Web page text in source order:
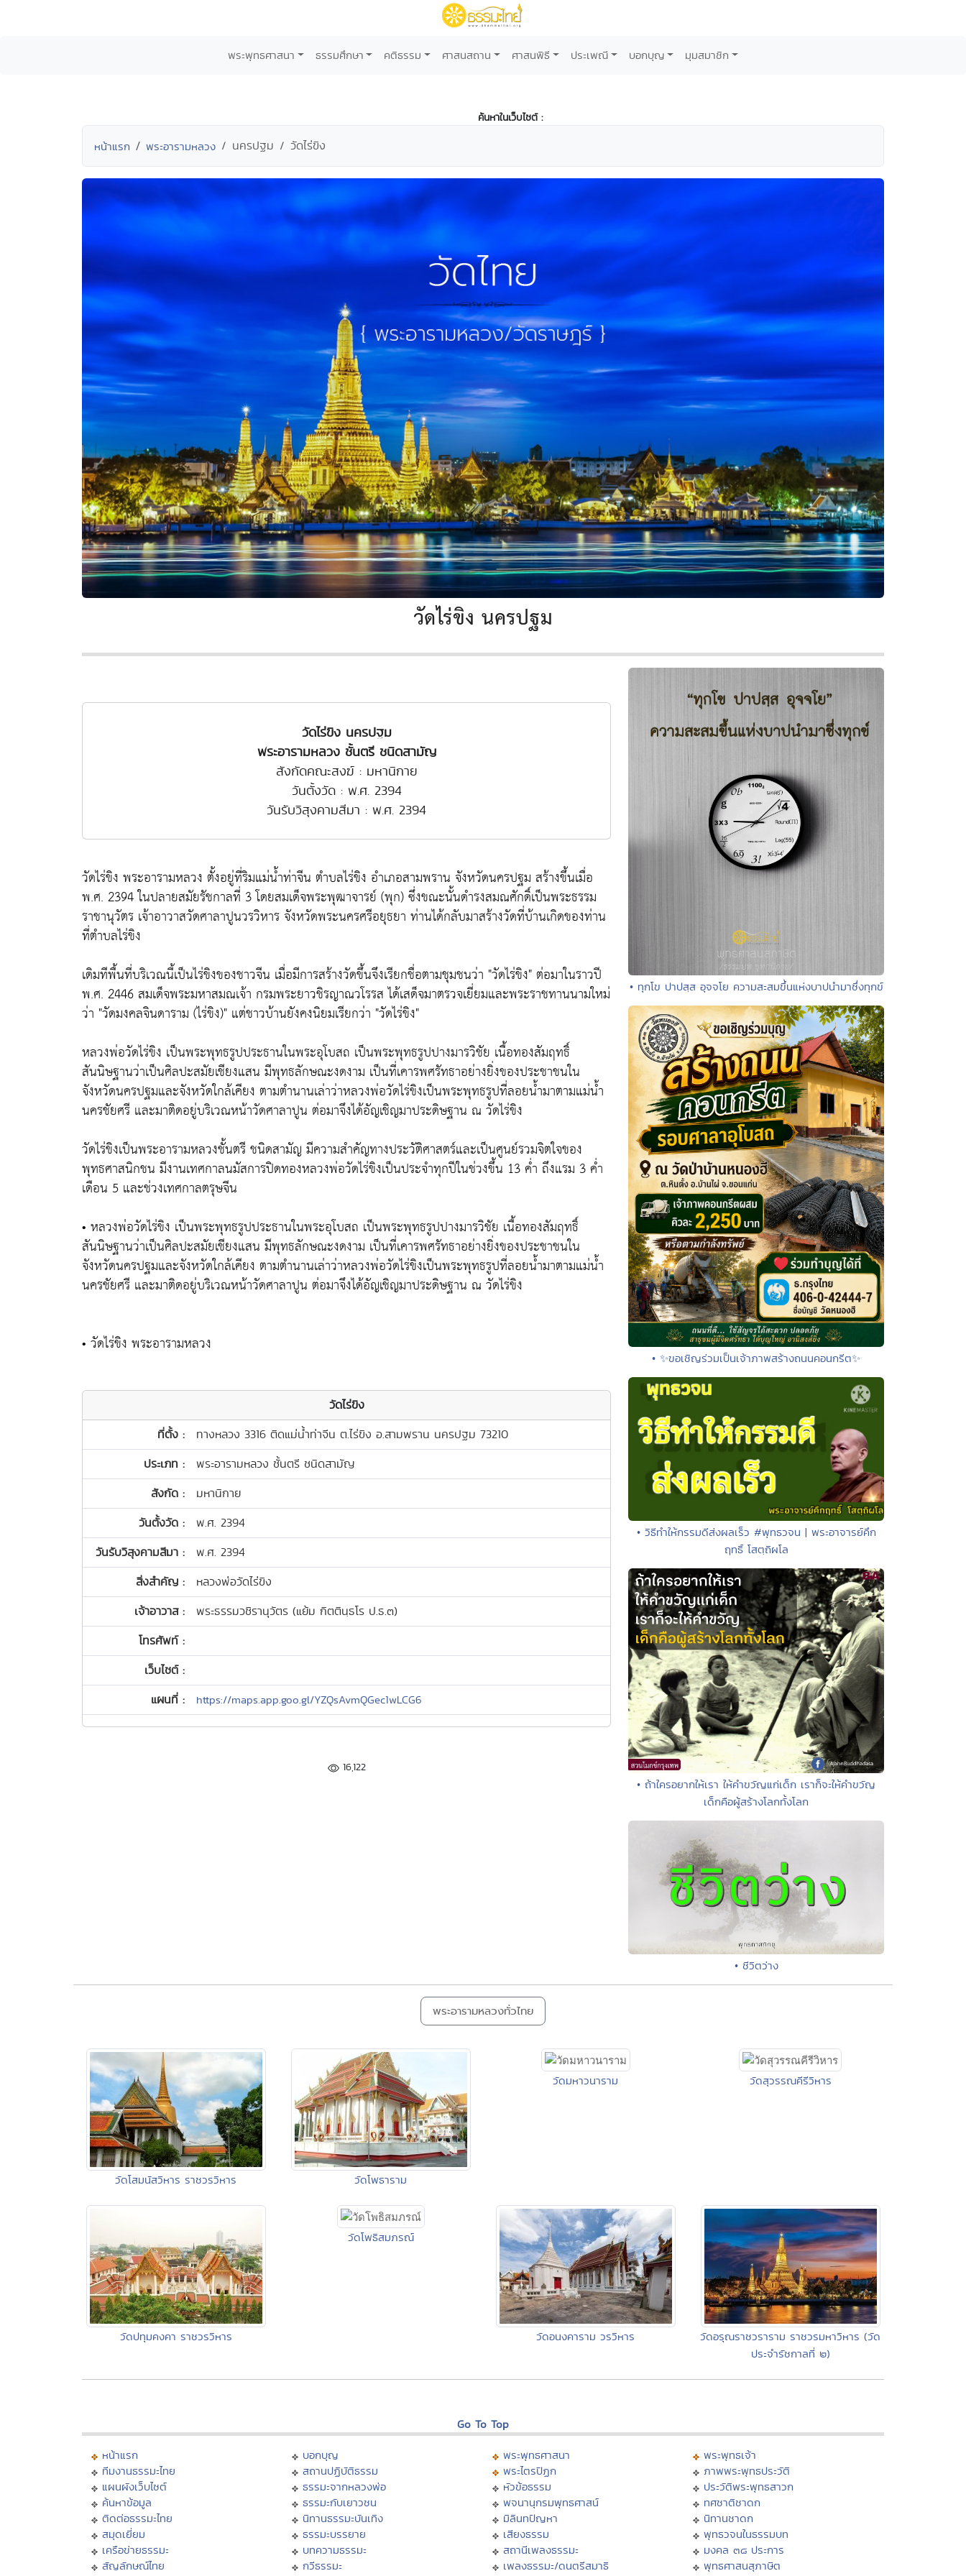
พระพุทธศาสนา ธรรมศึกษา คติธรรม ศาสนสถาน ศาสนพิธี ประเพณี บอกบุญ มุมสมาชิก
ค้นหาในเว็บไซต์ :
หน้าแรก พระอารามหลวง นครปฐม วัดไร่ขิง
วัดไร่ขิง นครปฐม
วัดไร่ขิง นครปฐม
พระอารามหลวง ชั้นตรี ชนิดสามัญ
สังกัดคณะสงฆ์ : มหานิกาย
วันตั้งวัด : พ.ศ. 2394
วันรับวิสุงคามสีมา : พ.ศ. 2394
วัดไร่ขิง พระอารามหลวง ตั้งอยู่ที่ริมแม่น้ำท่าจีน ตำบลไร่ขิง อำเภอสามพราน จังหวัดนครปฐม สร้างขึ้นเมื่อ
พ.ศ. 2394 ในปลายสมัยรัชกาลที่ 3 โดยสมเด็จพระพุฒาจารย์ (พุก) ซึ่งขณะนั้นดำรงสมณศักดิ์เป็นพระธรรม
ราชานุวัตร เจ้าอาวาสวัดศาลาปูนวรวิหาร จังหวัดพระนครศรีอยุธยา ท่านได้กลับมาสร้างวัดที่บ้านเกิดของท่าน
ที่ตำบลไร่ขิง
เดิมทีพื้นที่บริเวณนี้เป็นไร่ขิงของชาวจีน เมื่อมีการสร้างวัดขึ้นจึงเรียกชื่อตามชุมชนว่า "วัดไร่ขิง" ต่อมาในราวปี
พ.ศ. 2446 สมเด็จพระมหาสมณเจ้า กรมพระยาวชิรญาณวโรรส ได้เสด็จมาตรวจเยี่ยมและพระราชทานนามใหม่
ว่า "วัดมงคลจินดาราม (ไร่ขิง)" แต่ชาวบ้านยังคงนิยมเรียกว่า "วัดไร่ขิง"
หลวงพ่อวัดไร่ขิง เป็นพระพุทธรูปประธานในพระอุโบสถ เป็นพระพุทธรูปปางมารวิชัย เนื้อทองสัมฤทธิ์
สันนิษฐานว่าเป็นศิลปะสมัยเชียงแสน มีพุทธลักษณะงดงาม เป็นที่เคารพศรัทธาอย่างยิ่งของประชาชนใน
จังหวัดนครปฐมและจังหวัดใกล้เคียง ตามตำนานเล่าว่าหลวงพ่อวัดไร่ขิงเป็นพระพุทธรูปที่ลอยน้ำมาตามแม่น้ำ
นครชัยศรี และมาติดอยู่บริเวณหน้าวัดศาลาปูน ต่อมาจึงได้อัญเชิญมาประดิษฐาน ณ วัดไร่ขิง
วัดไร่ขิงเป็นพระอารามหลวงชั้นตรี ชนิดสามัญ มีความสำคัญทางประวัติศาสตร์และเป็นศูนย์รวมจิตใจของ
พุทธศาสนิกชน มีงานเทศกาลนมัสการปิดทองหลวงพ่อวัดไร่ขิงเป็นประจำทุกปีในช่วงขึ้น 13 ค่ำ ถึงแรม 3 ค่ำ
เดือน 5 และช่วงเทศกาลตรุษจีน
• หลวงพ่อวัดไร่ขิง เป็นพระพุทธรูปประธานในพระอุโบสถ เป็นพระพุทธรูปปางมารวิชัย เนื้อทองสัมฤทธิ์
สันนิษฐานว่าเป็นศิลปะสมัยเชียงแสน มีพุทธลักษณะงดงาม เป็นที่เคารพศรัทธาอย่างยิ่งของประชาชนใน
จังหวัดนครปฐมและจังหวัดใกล้เคียง ตามตำนานเล่าว่าหลวงพ่อวัดไร่ขิงเป็นพระพุทธรูปที่ลอยน้ำมาตามแม่น้ำ
นครชัยศรี และมาติดอยู่บริเวณหน้าวัดศาลาปูน ต่อมาจึงได้อัญเชิญมาประดิษฐาน ณ วัดไร่ขิง
• วัดไร่ขิง พระอารามหลวง
วัดไร่ขิง
ที่ตั้ง :
ทางหลวง 3316 ติดแม่น้ำท่าจีน ต.ไร่ขิง อ.สามพราน นครปฐม 73210
ประเภท :
พระอารามหลวง ชั้นตรี ชนิดสามัญ
สังกัด :
มหานิกาย
วันตั้งวัด :
พ.ศ. 2394
วันรับวิสุงคามสีมา :
พ.ศ. 2394
สิ่งสำคัญ :
หลวงพ่อวัดไร่ขิง
เจ้าอาวาส :
พระธรรมวชิรานุวัตร (แย้ม กิตตินฺธโร ป.ธ.๓)
โทรศัพท์ :
เว็บไซต์ :
แผนที่ :
https://maps.app.goo.gl/YZQsAvmQGec1wLCG6
16,122
• ทุกโข ปาปสฺส อุจจโย ความสะสมขึ้นแห่งบาปนำมาซึ่งทุกข์
• ✨ขอเชิญร่วมเป็นเจ้าภาพสร้างถนนคอนกรีต✨
• วิธีทำให้กรรมดีส่งผลเร็ว #พุทธวจน | พระอาจารย์คึก
ฤทธิ์ โสตฺถิผโล
• ถ้าใครอยากให้เรา ให้คำขวัญแก่เด็ก เราก็จะให้คำขวัญ
เด็กคือผู้สร้างโลกทั้งโลก
• ชีวิตว่าง
พระอารามหลวงทั่วไทย
วัดโสมนัสวิหาร ราชวรวิหาร วัดโพธาราม
วัดมหาวนาราม วัดสุวรรณคีรีวิหาร
วัดปทุมคงคา ราชวรวิหาร
วัดโพธิสมภรณ์
วัดอนงคาราม วรวิหาร
วัดอรุณราชวราราม ราชวรมหาวิหาร (วัด
ประจำรัชกาลที่ ๒)
Go To Top
หน้าแรก
ทีมงานธรรมะไทย
แผนผังเว็บไซต์
ค้นหาข้อมูล
ติดต่อธรรมะไทย
สมุดเยี่ยม
เครือข่ายธรรมะ
สัญลักษณ์ไทย
บอกบุญ
สถานปฏิบัติธรรม
ธรรมะจากหลวงพ่อ
ธรรมะกับเยาวชน
นิทานธรรมะบันเทิง
ธรรมะบรรยาย
บทความธรรมะ
กวีธรรมะ
พระพุทธศาสนา
พระไตรปิฏก
หัวข้อธรรม
พจนานุกรมพุทธศาสน์
มิลินทปัญหา
เสียงธรรม
สถานีเพลงธรรมะ
เพลงธรรมะ/ดนตรีสมาธิ
พระพุทธเจ้า
ภาพพระพุทธประวัติ
ประวัติพระพุทธสาวก
ทศชาติชาดก
นิทานชาดก
พุทธวจนในธรรมบท
มงคล ๓๘ ประการ
พุทธศาสนสุภาษิต